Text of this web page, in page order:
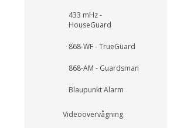
433 mHz -
HouseGuard
868-WF - TrueGuard
868-AM - Guardsman
Blaupunkt Alarm
Videoovervågning